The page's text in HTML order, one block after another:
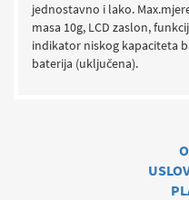
jednostavno i lako.
masa 10g, LCD zaslon,
indikator niskog kapaciteta
baterija (uključena).